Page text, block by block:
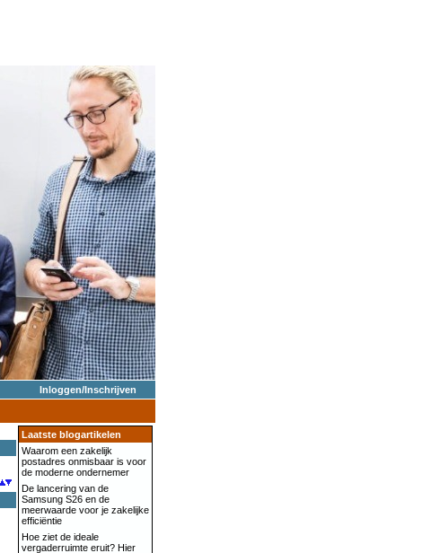
Inloggen/Inschrijven
Laatste blogartikelen
Waarom een zakelijk
postadres onmisbaar is voor
de moderne ondernemer
De lancering van de
Samsung S26 en de
meerwaarde voor je zakelijke
efficiëntie
Hoe ziet de ideale
vergaderruimte eruit? Hier